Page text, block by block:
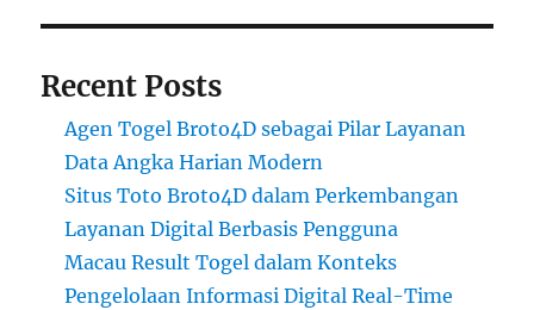
Recent Posts
Agen Togel Broto4D sebagai Pilar Layanan
Data Angka Harian Modern
Situs Toto Broto4D dalam Perkembangan
Layanan Digital Berbasis Pengguna
Macau Result Togel dalam Konteks
Pengelolaan Informasi Digital Real-Time